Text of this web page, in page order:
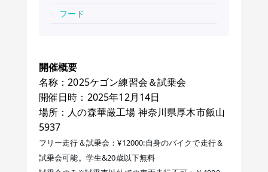
フード
開催概要
名称：2025ケゴン練習会＆試乗会
開催日時：2025年12月14日
場所：人の森華厳工場 神奈川県厚木市飯山
5937
フリー走行＆試乗会：¥12000:自身のバイクで走行＆
試乗会可能。学生&20歳以下無料